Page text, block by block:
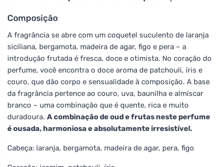
Composição
A fragrância se abre com um coquetel suculento de laranja
siciliana, bergamota, madeira de agar, figo e pera – a
introdução frutada é fresca, doce e otimista. No coração do
perfume, você encontra o doce aroma de patchouli, íris e
couro, que dão corpo e sensualidade à composição. A base
da fragrância pertence ao couro, uva, baunilha e almíscar
branco – uma combinação que é quente, rica e muito
duradoura. A combinação de oud e frutas neste perfume
é ousada, harmoniosa e absolutamente irresistível.
Cabeça: laranja, bergamota, madeira de agar, pera, figo